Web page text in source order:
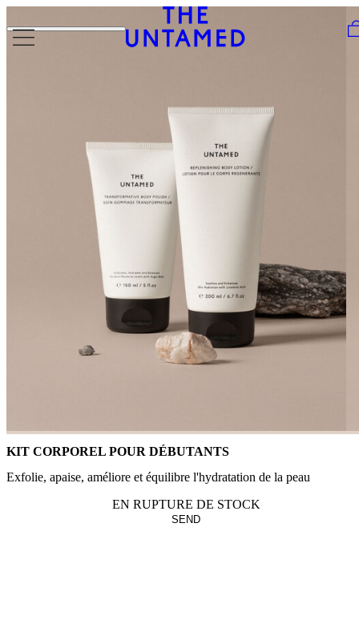
KIT CORPOREL POUR DÉBUTANTS
Exfolie, apaise, améliore et équilibre l'hydratation de la peau
EN RUPTURE DE STOCK
SEND